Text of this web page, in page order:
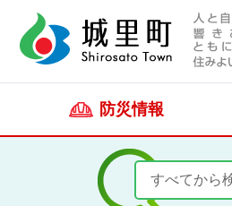
防災情報